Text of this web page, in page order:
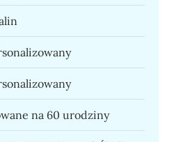
na 60 urodziny